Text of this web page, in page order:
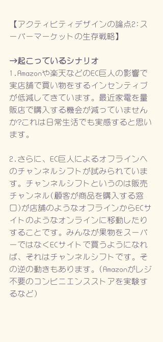
【アクティビティデザインの論点2:ス
ーパーマーケットの生存戦略】
→起こっているシナリオ
1.Amazonや楽天などのEC巨人の影響で
実店舗で買い物をするインセンティブ
が低減してきています。最近家電を量
販店で購入する機会が減っていません
か?これは日常生活でも実感すると思い
ます。
2.さらに、EC巨人によるオフラインへ
のチャンネルシフトが試みられていま
す。チャンネルシフトというのは販売
チャンネル(顧客が商品を購入する窓
口)が店舗のようなオフラインからECサ
イトのようなオンラインに移動したり
することです。みんなが果物をスーパ
ーではなくECサイトで買うようになれ
ば、それはチャンネルシフトです。そ
の逆の動きもあります。(Amazonがレジ
不要のコンビニエンスストアを実験す
るなど)